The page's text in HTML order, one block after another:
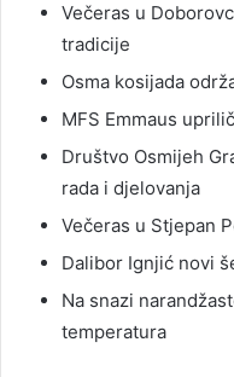
Večeras u
tradicije
Osma kosijada
MFS Emmaus
Društvo Osmijeh
rada i djelovanja
Večeras u Stjepan
Dalibor Ignjić novi
Na snazi
temperatura